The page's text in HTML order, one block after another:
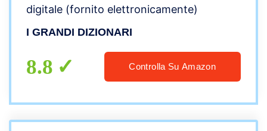
digitale (fornito elettronicamente)
I GRANDI DIZIONARI
8.8 Controlla Su Amazon